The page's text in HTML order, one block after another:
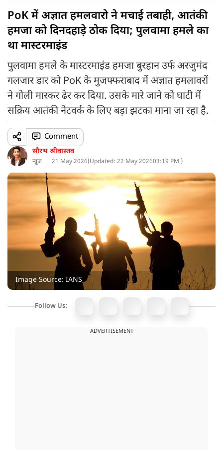
PoK में अज्ञात हमलवारो ने मचाई तबाही, आतंकी
हमजा को दिनदहाड़े ठोक दिया; पुलवामा हमले का
था मास्टरमाइंड
पुलवामा हमले के मास्टरमाइंड हमजा बुरहान उर्फ अरजुमंद
गलजार डार को PoK के मुजफ्फराबाद में अज्ञात हमलावरों
ने गोली मारकर ढेर कर दिया. उसके मारे जाने को घाटी में
सक्रिय आतंकी नेटवर्क के लिए बड़ा झटका माना जा रहा है.
सौरभ श्रीवास्तव
न्यूज 21 May 2026(Updated: 22 May 202603:19 PM )
Comment
Image Source: IANS
Follow Us:
ADVERTISEMENT